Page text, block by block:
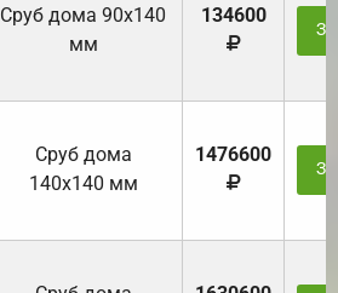
Cруб дома 90x140
мм
134600
Cруб дома
140х140 мм
1476600